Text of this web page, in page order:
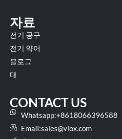
자료
전기 공구
전기 약어
블로그
대
CONTACT US
Whatsapp:+8618066396588
Email:sales@viox.com